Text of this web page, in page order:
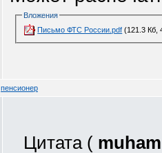
Вложения
Письмо ФТС России.pdf (121.3 Кб,
пенсионер
Цитата (